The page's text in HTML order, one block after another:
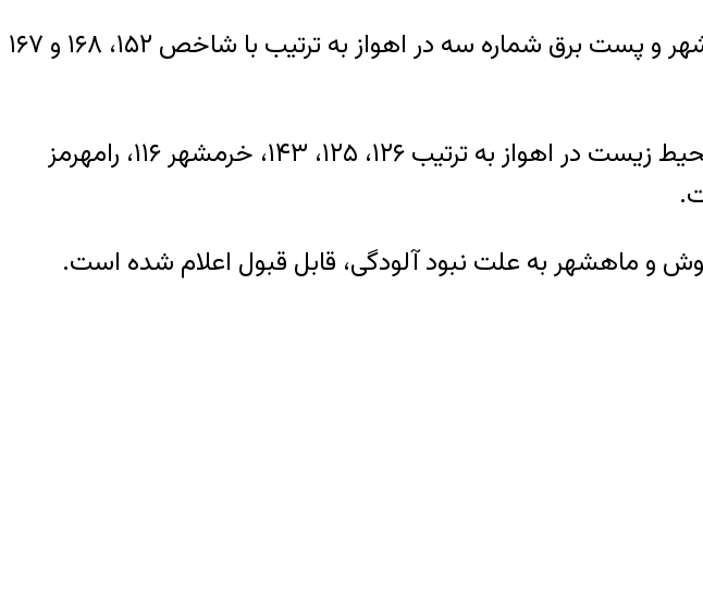
براساس این گزارش وضعیت هوا در ایستگاه‌های استانداری خوزستان، پادادشهر و پست برق شماره سه در اهواز به ترتیب با شاخص‌ ۱۵۲، ۱۶۸ و ۱۶۷
همچنین شاخص اندیمشک ۱۳۷، ایستگاه‌های حفاری، نیوساید، اداره کل محیط زیست در اهواز به ترتیب ۱۲۶، ۱۲۵، ۱۴۳، خرمشهر ۱۱۶، رامهرمز
و ماهشهر به علت نبود آلودگی، قابل قبول اعلام شده است.